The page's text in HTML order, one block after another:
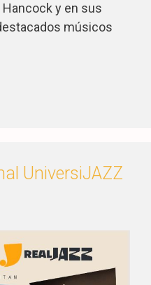
y en sus
músicos
UniversiJAZZ